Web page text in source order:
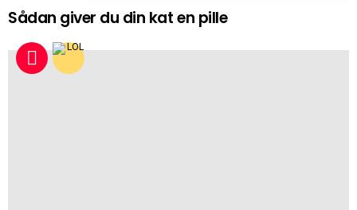
Sådan giver du din kat en pille